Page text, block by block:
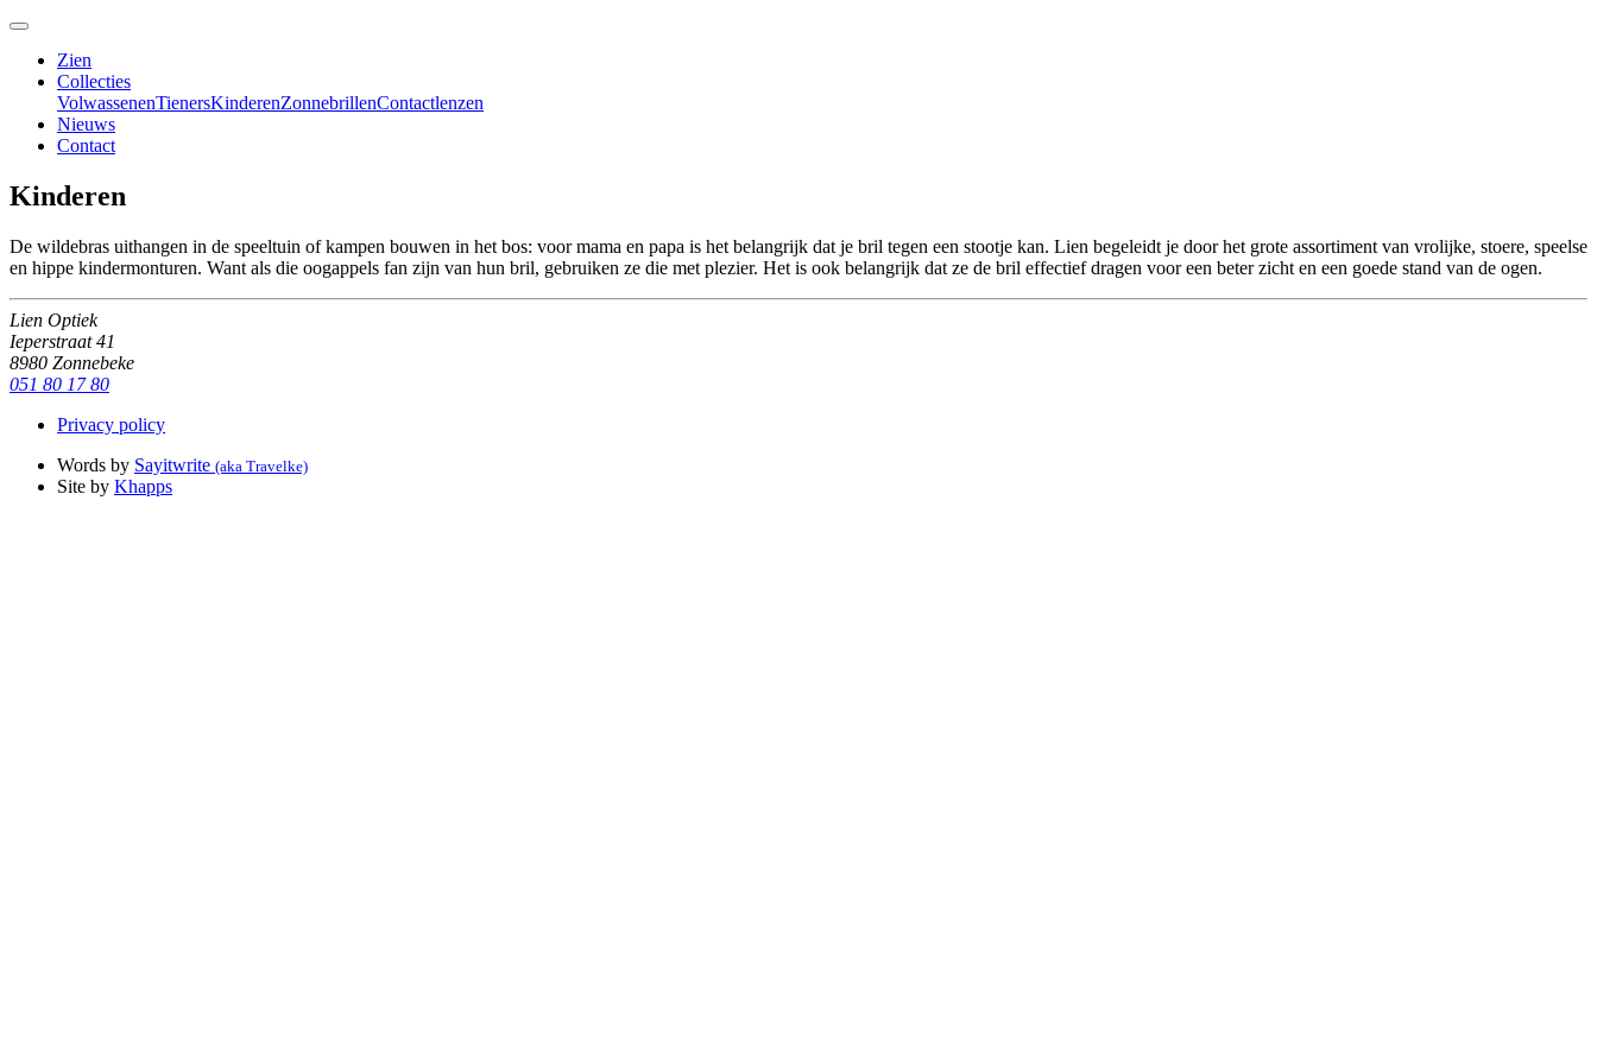
Zien
Collecties
VolwassenenTienersKinderenZonnebrillenContactlenzen
Nieuws
Contact
Kinderen
De wildebras uithangen in de speeltuin of kampen bouwen in het bos: voor mama en papa is het belangrijk dat je bril tegen een stootje kan. Lien begeleidt je door het grote assortiment van vrolijke, stoere, speelse
en hippe kindermonturen. Want als die oogappels fan zijn van hun bril, gebruiken ze die met plezier. Het is ook belangrijk dat ze de bril effectief dragen voor een beter zicht en een goede stand van de ogen.
Lien Optiek
Ieperstraat 41
8980 Zonnebeke
051 80 17 80
Privacy policy
Words by Sayitwrite (aka Travelke)
Site by Khapps